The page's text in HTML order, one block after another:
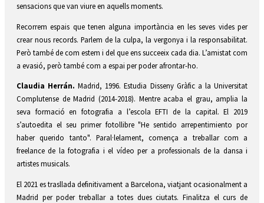
sensacions que van viure en aquells moments.
Recorrem espais que tenen alguna importància en les seves vides per
crear nous records. Parlem de la culpa, la vergonya i la responsabilitat.
Però també de com estem i del que ens succeeix cada dia. L’amistat com
a evasió, però també com a espai per poder afrontar-ho.
Claudia Herrán. Madrid, 1996. Estudia Disseny Gràfic a la Universitat
Complutense de Madrid (2014-2018). Mentre acaba el grau, amplia la
seva formació en fotografia a l’escola EFTI de la capital. El 2019
s’autoedita el seu primer fotollibre "He sentido arrepentimiento por
haber querido tanto". Paral·lelament, comença a treballar com a
freelance de la fotografia i el vídeo per a professionals de la dansa i
artistes musicals.
El 2021 es trasllada definitivament a Barcelona, viatjant ocasionalment a
Madrid per poder treballar a totes dues ciutats. Finalitza el curs de